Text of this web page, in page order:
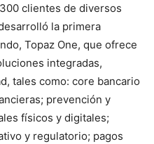
clientes de diversos
la primera
Topaz One, que ofrece
integradas,
tales como: core bancario
prevención y
físicos y digitales;
y regulatorio; pagos